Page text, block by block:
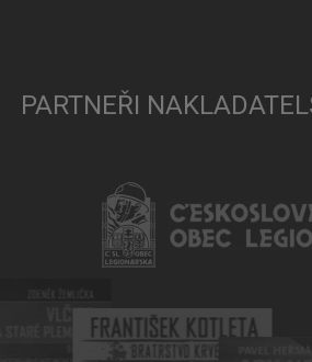
PARTNEŘI